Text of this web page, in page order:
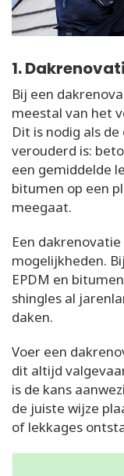
1.
Bij een
meestal van het
Dit is nodig als
verouderd is:
een gemiddelde
bitumen op een
meegaat.
Een
mogelijkheden.
EPDM en
shingles al
daken.
Voer een
dit altijd
is de kans
de juiste wijze
of lekkages